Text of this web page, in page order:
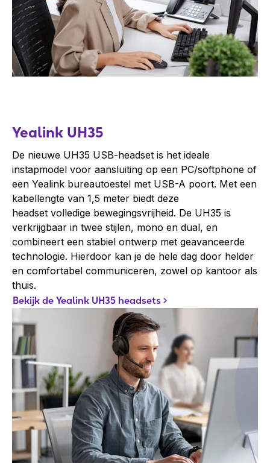
Yealink UH35
De nieuwe UH35 USB-headset is het ideale
instapmodel voor aansluiting op een PC/softphone of
een Yealink bureautoestel met USB-A poort. Met een
kabellengte van 1,5 meter biedt deze
headset volledige bewegingsvrijheid. De UH35 is
verkrijgbaar in twee stijlen, mono en dual, en
combineert een stabiel ontwerp met geavanceerde
technologie. Hierdoor kan je de hele dag door helder
en comfortabel communiceren, zowel op kantoor als
thuis.
Bekijk de Yealink UH35 headsets